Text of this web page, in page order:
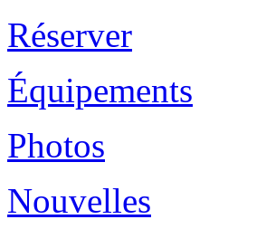
Réserver
Équipements
Photos
Nouvelles